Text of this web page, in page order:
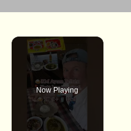
Now Playing